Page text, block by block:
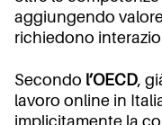
aggiungendo
richiedono
Secondo l’OECD,
lavoro online in
implicitamente la